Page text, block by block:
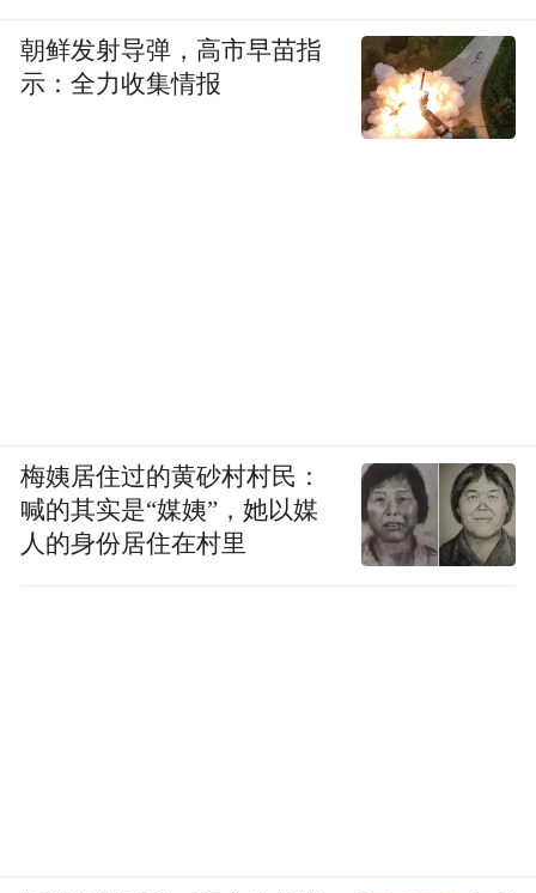
朝鲜发射导弹，高市早苗指
示：全力收集情报
梅姨居住过的黄砂村村民：
喊的其实是“媒姨”，她以媒
人的身份居住在村里